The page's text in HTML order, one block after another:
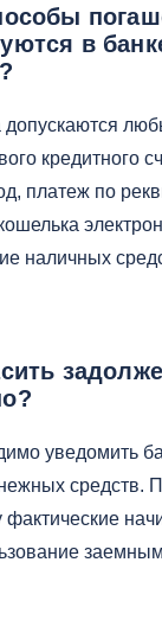
в
кредитного
платеж по
наличных
уведомить
средств.
фактические